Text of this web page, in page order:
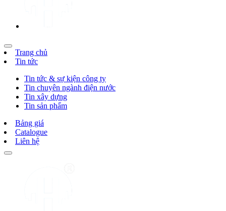
Trang chủ
Tin tức
Tin tức & sự kiện công ty
Tin chuyên ngành điện nước
Tin xây dựng
Tin sản phẩm
Bảng giá
Catalogue
Liên hệ